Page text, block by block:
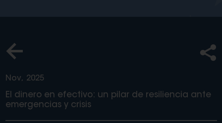
Nov, 2025
El dinero en efectivo: un pilar de resiliencia ante
emergencias y crisis